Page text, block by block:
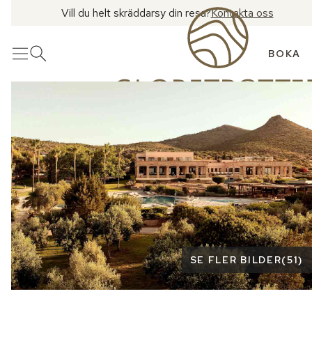
Vill du helt skräddarsy din resa?Kontakta oss
MenyÖppna sök BOKA
Se fler bilder
SE FLER BILDER(51)